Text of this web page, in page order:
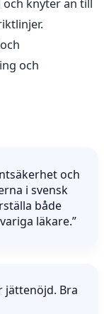
knyter an till
och
och
i svensk
både
läkare.”
jättenöjd. Bra